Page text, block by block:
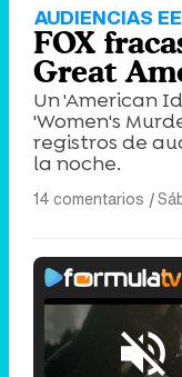
AUDIENCIAS
FOX
Great
Un 'American
'Women's
registros de
la noche.
14 comentarios |